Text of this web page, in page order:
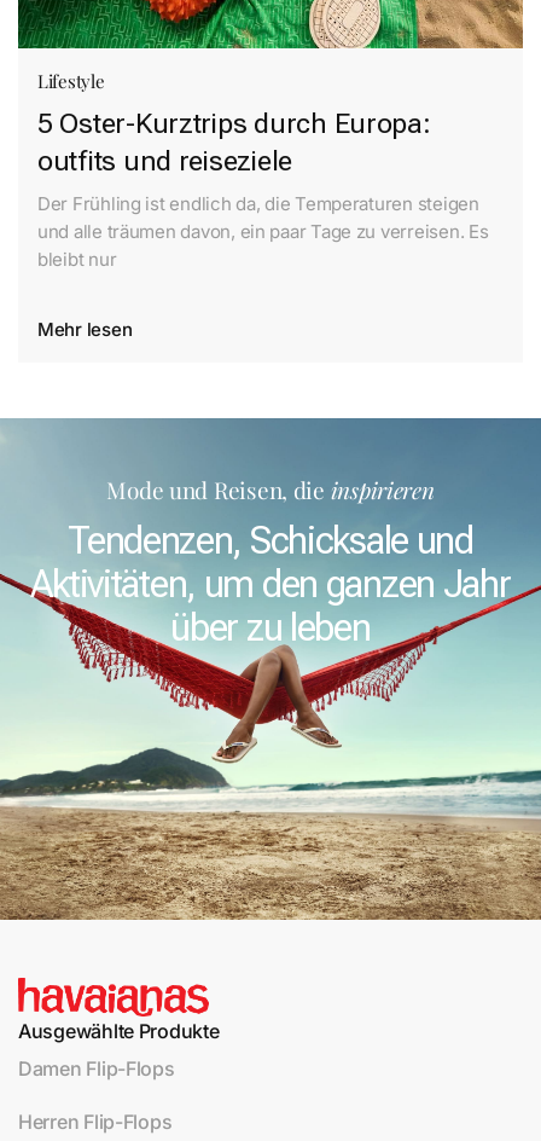
Lifestyle
5 Oster-Kurztrips durch Europa:
outfits und reiseziele
Der Frühling ist endlich da, die Temperaturen steigen
und alle träumen davon, ein paar Tage zu verreisen. Es
bleibt nur
Mehr lesen
Mode und Reisen, die inspirieren
Tendenzen, Schicksale und
Aktivitäten, um den ganzen Jahr
über zu leben
Ausgewählte Produkte
Damen Flip-Flops
Herren Flip-Flops